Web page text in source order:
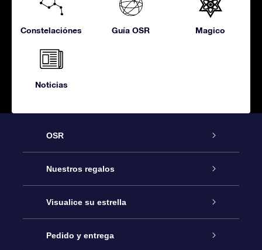
Constelaciónes Guía OSR Magico
Noticias
OSR
Atención
Contáctanos
Blog
Nuestros regalos
Regalo Estrella Online
Paquete de Regalo OSR
Visualice su estrella
Registro estelar
Pedido y entrega